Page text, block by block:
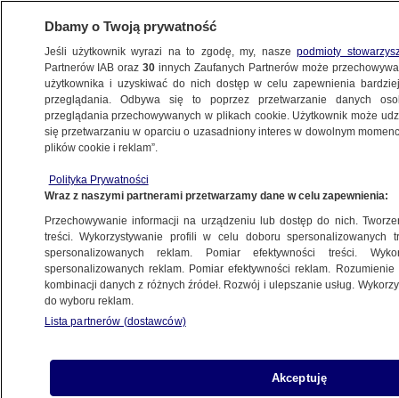
BIZNES
NAJNOWSZE
13.12.2013, 15:59Aktualizacja:13.12.2013, 16:08
Udostępnij
Dbamy o Twoją prywatność
Jeśli użytkownik wyrazi na to zgodę, my, naszepodmioty
Partnerów IAB oraz30 innych Zaufanych Partnerów może
użytkownika i uzyskiwać do nich dostęp w celu zapewnienia
przeglądania. Odbywa się to poprzez przetwarzanie danych
przeglądania przechowywanych w plikach cookie. Użytkownik może
się przetwarzaniu w oparciu o uzasadniony interes w dowolnym
plików cookie i reklam”.
Polityka Prywatności
Wraz z naszymi partnerami przetwarzamy dane w celu zapewnienia:
Przechowywanie informacji na urządzeniu lub dostęp do nich.
treści. Wykorzystywanie profili w celu doboru spersonalizowanych
spersonalizowanych reklam. Pomiar efektywności treści.
spersonalizowanych reklam. Pomiar efektywności reklam.
kombinacji danych z różnych źródeł. Rozwój i ulepszanie usług.
do wyboru reklam.
Lista partnerów (dostawców)
Akceptuję